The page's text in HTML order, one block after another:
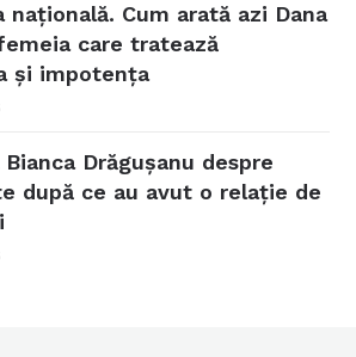
națională. Cum arată azi Dana
care tratează
și impotența
Bianca Drăgușanu despre
după ce au avut o relație de